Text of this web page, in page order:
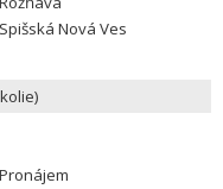
Spišská Nová Ves
Pronájem